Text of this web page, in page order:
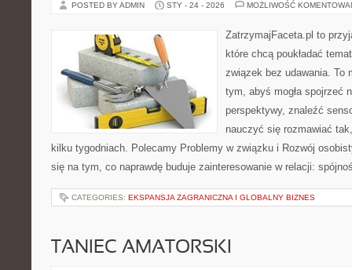
POSTED BY ADMIN STY - 24 - 2026 MOŻLIWOŚĆ
ZatrzymajFaceta.pl to
które chcą poukładać
związek bez udawania. To
tym, abyś mogła spojrzeć
perspektywy, znaleźć
nauczyć się rozmawiać
kilku tygodniach. Polecamy Problemy w związku i Rozwój
się na tym, co naprawdę buduje zainteresowanie w relacji:
CATEGORIES: EKSPANSJA ZAGRANICZNA I GLOBALNY BIZNES
TANIEC AMATORSKI